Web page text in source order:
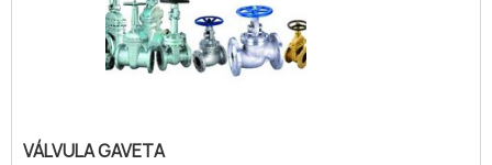
ALUMÍNIO/BRONZE/NÍQUEL – TITANIUM –
ALLOYS ESPECIAIS CONFORME CONSULTA
REVESTIMENTOS: PTFE / CERÂMICA, ENP...
ALAVANCA – CAIXA REDUTORA COM
VÁLVULA GAVETA